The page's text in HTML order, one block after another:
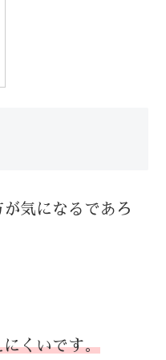
気になるであろ
くいです。